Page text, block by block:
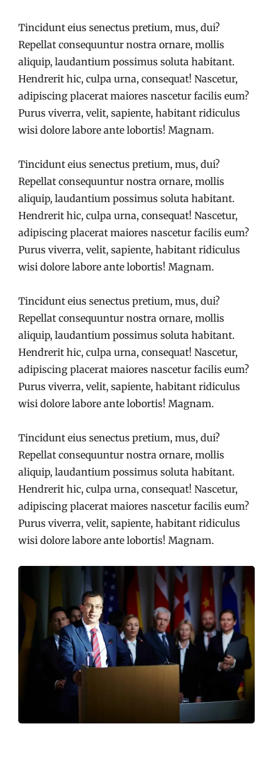
Tincidunt eius senectus pretium, mus, dui?
Repellat consequuntur nostra ornare, mollis
aliquip, laudantium possimus soluta habitant.
Hendrerit hic, culpa urna, consequat! Nascetur,
adipiscing placerat maiores nascetur facilis eum?
Purus viverra, velit, sapiente, habitant ridiculus
wisi dolore labore ante lobortis! Magnam.
Tincidunt eius senectus pretium, mus, dui?
Repellat consequuntur nostra ornare, mollis
aliquip, laudantium possimus soluta habitant.
Hendrerit hic, culpa urna, consequat! Nascetur,
adipiscing placerat maiores nascetur facilis eum?
Purus viverra, velit, sapiente, habitant ridiculus
wisi dolore labore ante lobortis! Magnam.
Tincidunt eius senectus pretium, mus, dui?
Repellat consequuntur nostra ornare, mollis
aliquip, laudantium possimus soluta habitant.
Hendrerit hic, culpa urna, consequat! Nascetur,
adipiscing placerat maiores nascetur facilis eum?
Purus viverra, velit, sapiente, habitant ridiculus
wisi dolore labore ante lobortis! Magnam.
Tincidunt eius senectus pretium, mus, dui?
Repellat consequuntur nostra ornare, mollis
aliquip, laudantium possimus soluta habitant.
Hendrerit hic, culpa urna, consequat! Nascetur,
adipiscing placerat maiores nascetur facilis eum?
Purus viverra, velit, sapiente, habitant ridiculus
wisi dolore labore ante lobortis! Magnam.